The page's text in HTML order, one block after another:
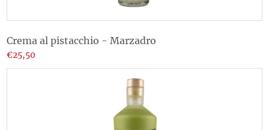
Crema al pistacchio - Marzadro
€25,50